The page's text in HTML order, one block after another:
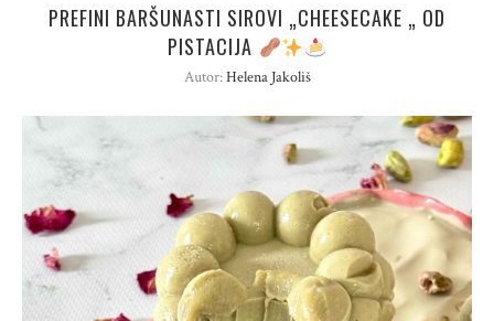
PREFINI BARŠUNASTI SIROVI „CHEESECAKE „ OD
PISTACIJA
Autor:Helena Jakoliš